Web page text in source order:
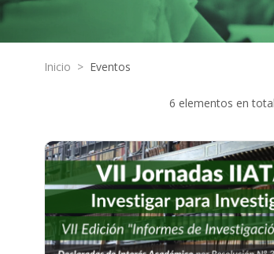
Inicio > Eventos
6 elementos en